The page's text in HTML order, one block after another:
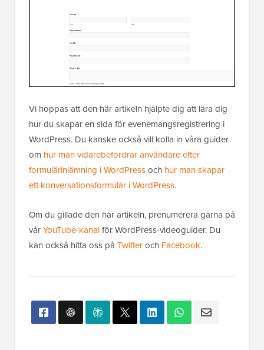
Vi hoppas att den här artikeln hjälpte dig att lära dig
hur du skapar en sida för evenemangsregistrering i
WordPress. Du kanske också vill kolla in våra guider
om hur man vidarebefordrar användare efter
formulärinlämning i WordPressoch hur man skapar
ett konversationsformulär i WordPress.
Om du gillade den här artikeln, prenumerera gärna på
vårYouTube-kanalför WordPress-videoguider. Du
kan också hitta oss på Twitteroch Facebook.